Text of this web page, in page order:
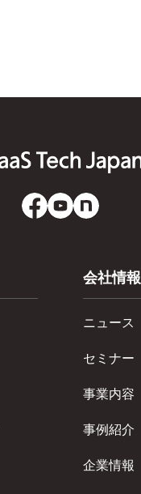
会社情報
ニュース
セミナー
事業内容
事例紹介
企業情報